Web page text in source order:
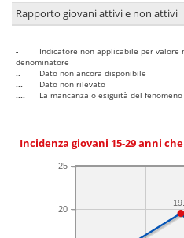
Rapporto giovani attivi e non attivi
-
Indicatore non applicabile per valore
denominatore
..
Dato non ancora disponibile
...
Dato non rilevato
....
La mancanza o esiguità del
Incidenza giovani 15-29 anni
20
25